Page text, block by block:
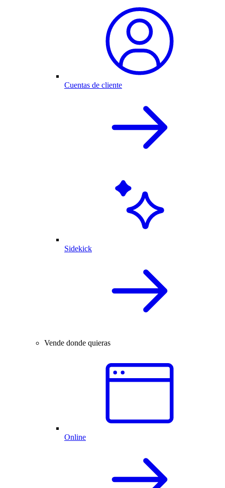
Cuentas de cliente
Sidekick
Vende donde quieras
Online